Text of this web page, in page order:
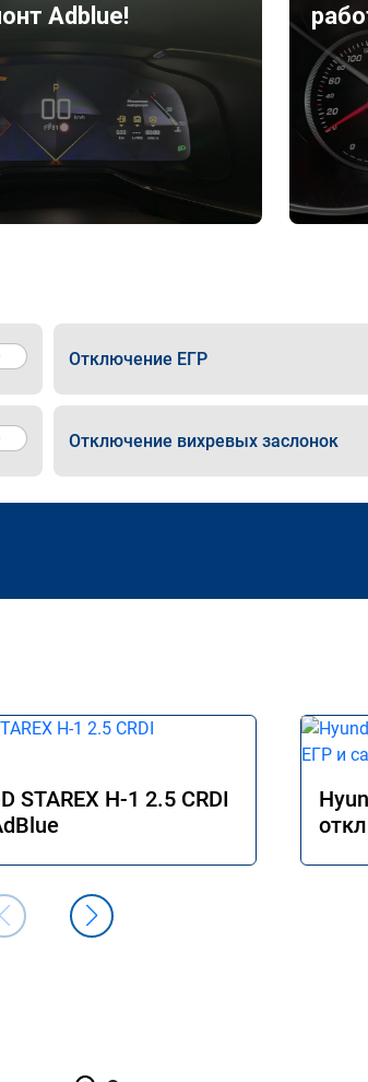
Adblue!
Отключение ЕГР
Отключение вихревых заслонок
STAREX H-1 2.5 CRDI